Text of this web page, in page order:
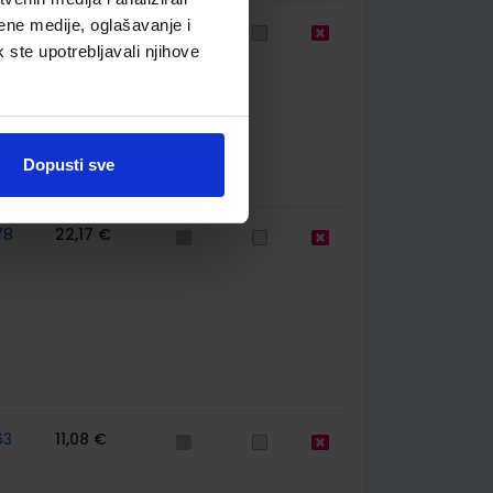
medije, oglašavanje i
ste upotrebljavali njihove
Dopusti sve
13,00 €
22,17 €
11,08 €